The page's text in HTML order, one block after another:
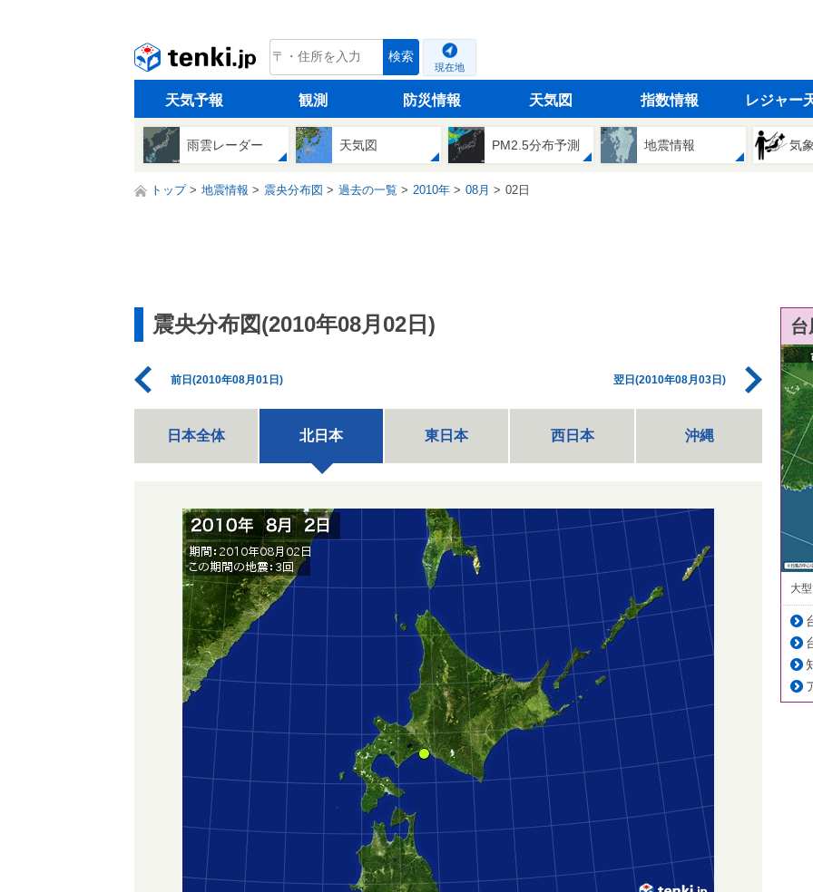
tenki.jp 検索
現在地
天気予報 観測 防災情報 天気図 指数情報 レジャー
雨雲レーダー 天気図 PM2.5分布予測 地震情報 気
トップ 地震情報 震央分布図 過去の一覧 2010年 08月 02日
震央分布図(2010年08月02日)
前日(2010年08月01日) 翌日(2010年08月03日)
日本全体 北日本 東日本 西日本 沖縄
大